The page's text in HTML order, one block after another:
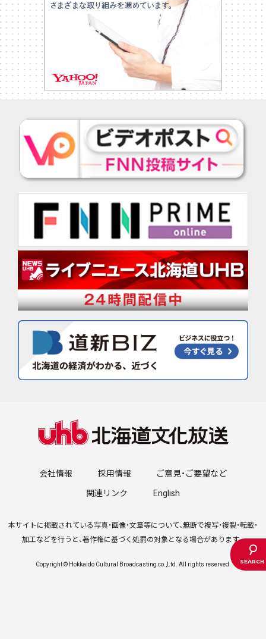
会社情報 採用情報 ご意見・ご要望など
関連リンク English
本サイトに掲載されている写真・画像・文章等について、無断で複写・複製・転載・
加工などを行うと、著作権に基づく処罰の対象となる場合があります。
Copyright © Hokkaido Cultural Broadcasting co.,Ltd. All rights reserved.